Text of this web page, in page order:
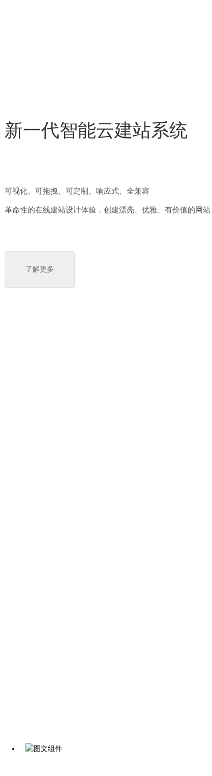
新一代智能云建站系统
可视化、可拖拽、可定制、响应式、全兼容
革命性的在线建站设计体验，创建漂亮、优雅、有价值的网站
了解更多